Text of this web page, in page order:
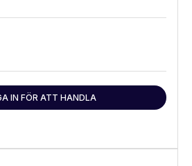
IN FÖR ATT HANDLA